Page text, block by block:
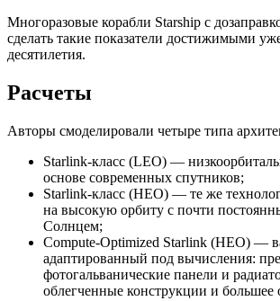
Многоразовые корабли Starship с
сделать такие показатели достижимыми
десятилетия.
Расчеты
Авторы смоделировали четыре типа
Starlink-класс (LEO) —
основе современных спутников;
Starlink-класс (HEO) — те же
на высокую орбиту с почти
Солнцем;
Compute-Optimized Starlink (HEO) —
адаптированный под вычисления:
фотогальванические панели и
облегченные конструкции и большее